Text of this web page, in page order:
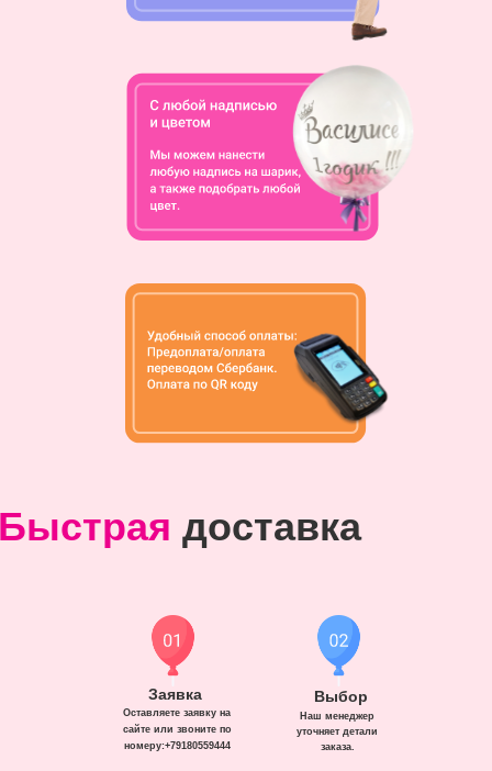
доставка
Заявка
Оставляете заявку на
сайте или звоните по
номеру:+79180559444
Выбор
Наш менеджер
уточняет детали
заказа.